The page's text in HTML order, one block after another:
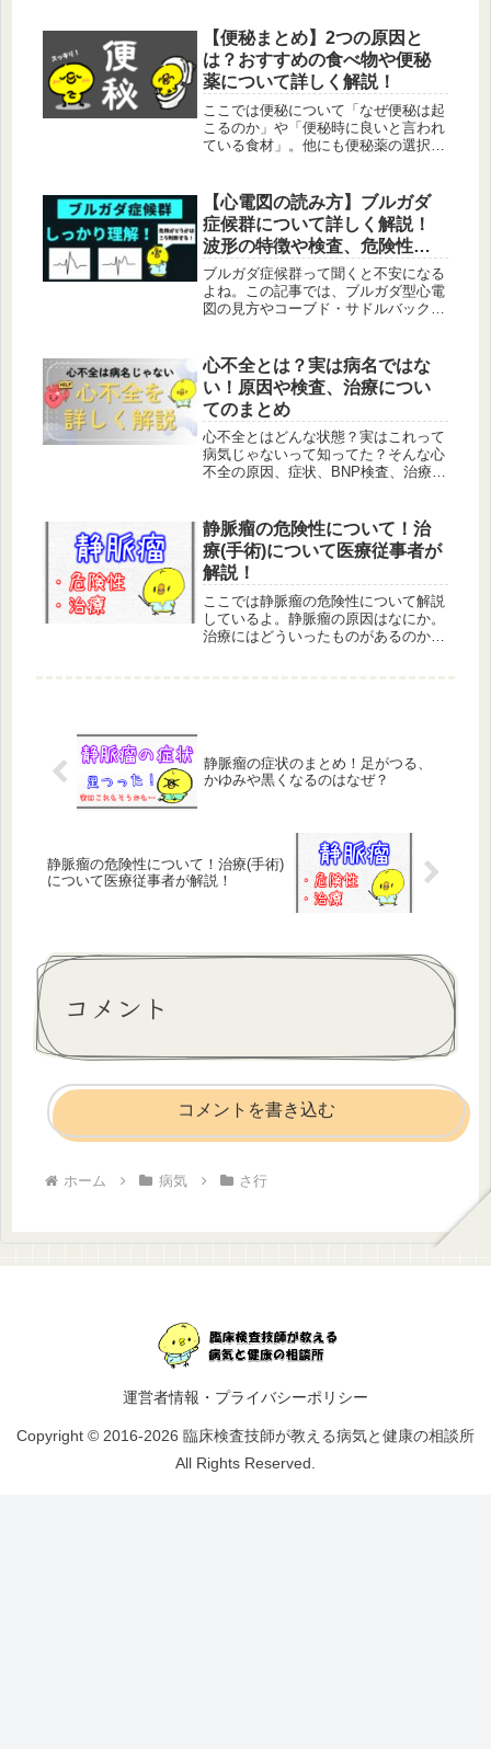
【便秘まとめ】2つの原因と
は？おすすめの食べ物や便秘
薬について詳しく解説！
ここでは便秘について「なぜ便秘は起
こるのか」や「便秘時に良いと言われ
ている食材」。他にも便秘薬の選択す
【心電図の読み方】ブルガダ
症候群について詳しく解説！
波形の特徴や検査、危険性に
ついてのまとめ
ブルガダ症候群って聞くと不安になる
よね。この記事では、ブルガダ型心電
図の見方やコーブド・サドルバックの
心不全とは？実は病名ではな
い！原因や検査、治療につい
てのまとめ
心不全とはどんな状態？実はこれって
病気じゃないって知ってた？そんな心
不全の原因、症状、BNP検査、治療方
静脈瘤の危険性について！治
療(手術)について医療従事者が
解説！
ここでは静脈瘤の危険性について解説
しているよ。静脈瘤の原因はなにか。
治療にはどういったものがあるのかを
静脈瘤の症状のまとめ！足がつる、
かゆみや黒くなるのはなぜ？
静脈瘤の危険性について！治療(手術)
について医療従事者が解説！
コメント
コメントを書き込む
ホーム 病気 さ行
運営者情報・プライバシーポリシー
Copyright © 2016-2026 臨床検査技師が教える病気と健康の相談所
All Rights Reserved.